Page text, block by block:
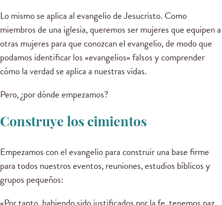
Lo mismo se aplica al evangelio de Jesucristo. Como
miembros de una iglesia, queremos ser mujeres que equipen a
otras mujeres para que conozcan el evangelio, de modo que
podamos identificar los «evangelios» falsos y comprender
cómo la verdad se aplica a nuestras vidas.
Pero, ¿por dónde empezamos?
Construye los cimientos
Empezamos con el evangelio para construir una base firme
para todos nuestros eventos, reuniones, estudios bíblicos y
grupos pequeños: